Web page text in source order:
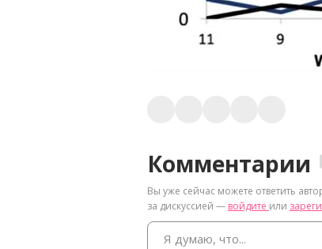
Комментарии
Вы уже сейчас можете ответить
за дискуссией — войдите или